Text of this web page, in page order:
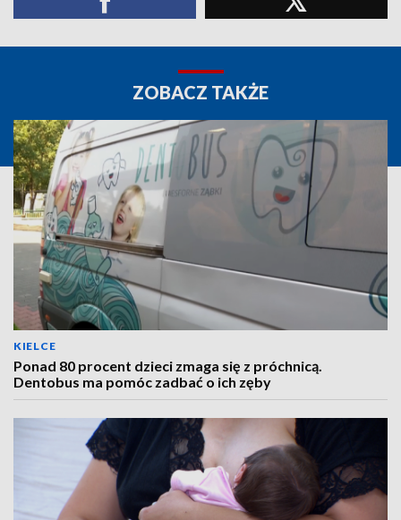
ZOBACZ TAKŻE
KIELCE
Ponad 80 procent dzieci zmaga się z próchnicą.
Dentobus ma pomóc zadbać o ich zęby